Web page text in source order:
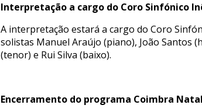
Interpretação a cargo do Coro Sinfónico
A interpretação estará a cargo do Coro
solistas Manuel Araújo (piano), João Santos
(tenor) e Rui Silva (baixo).
Encerramento do programa Coimbra